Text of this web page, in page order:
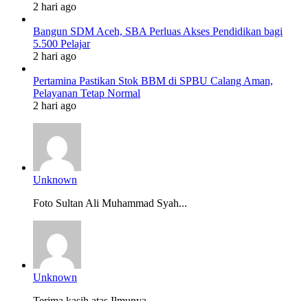
2 hari ago
Bangun SDM Aceh, SBA Perluas Akses Pendidikan bagi
5.500 Pelajar
2 hari ago
Pertamina Pastikan Stok BBM di SPBU Calang Aman,
Pelayanan Tetap Normal
2 hari ago
Unknown
Foto Sultan Ali Muhammad Syah...
Unknown